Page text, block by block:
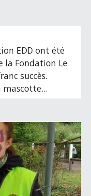
EDD ont été
la Fondation Le
succès.
mascotte...